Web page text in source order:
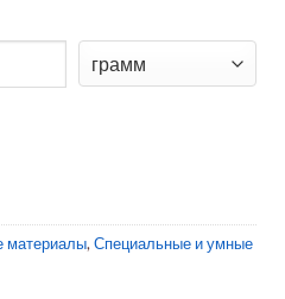
материалы, Специальные и умные